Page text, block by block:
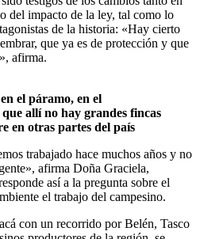
del impacto de la ley, tal como lo
de la historia: «Hay cierto
que ya es de protección y que
afirma.
el páramo, en el
allí no hay grandes fincas
en otras partes del país
trabajado hace muchos años y no
afirma Doña Graciela,
así a la pregunta sobre el
el trabajo del campesino.
con un recorrido por Belén, Tasco